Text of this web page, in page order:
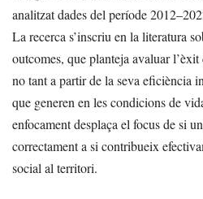
analitzat dades del període
La recerca s’inscriu en la literatura
outcomes, que planteja avaluar
no tant a partir de la seva eficiència
que generen en les condicions de
enfocament desplaça el focus de si
correctament a si contribueix
social al territori.